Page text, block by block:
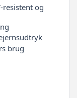
resistent og
brug